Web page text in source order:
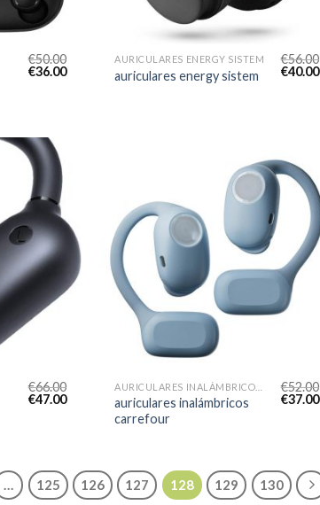
€50.00
€36.00
AURICULARES ENERGY SISTEM
auriculares energy sistem
€56.00
€40.00
€66.00
€47.00
auriculares inalámbricos
carrefour
€52.00
€37.00
125 126 127 128 129 130